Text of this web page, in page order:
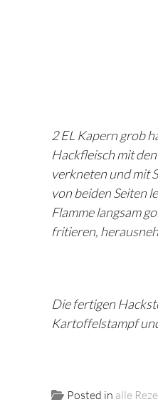
2 EL Kapern grob
Hackfleisch mit
verkneten und mit
von beiden Seiten
Flamme langsam
fritieren,
Die fertigen
Kartoffelstampf
Posted in alle